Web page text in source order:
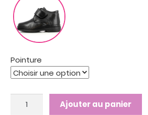
Pointure
Ajouter au panier